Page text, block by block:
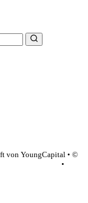
von YoungCapital • ©
•